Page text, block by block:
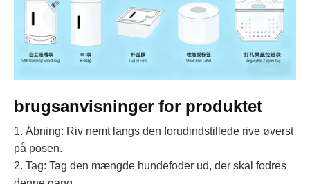
brugsanvisninger for produktet
1. Åbning: Riv nemt langs den forudindstillede rive øverst
på posen.
2. Tag: Tag den mængde hundefoder ud, der skal fodres